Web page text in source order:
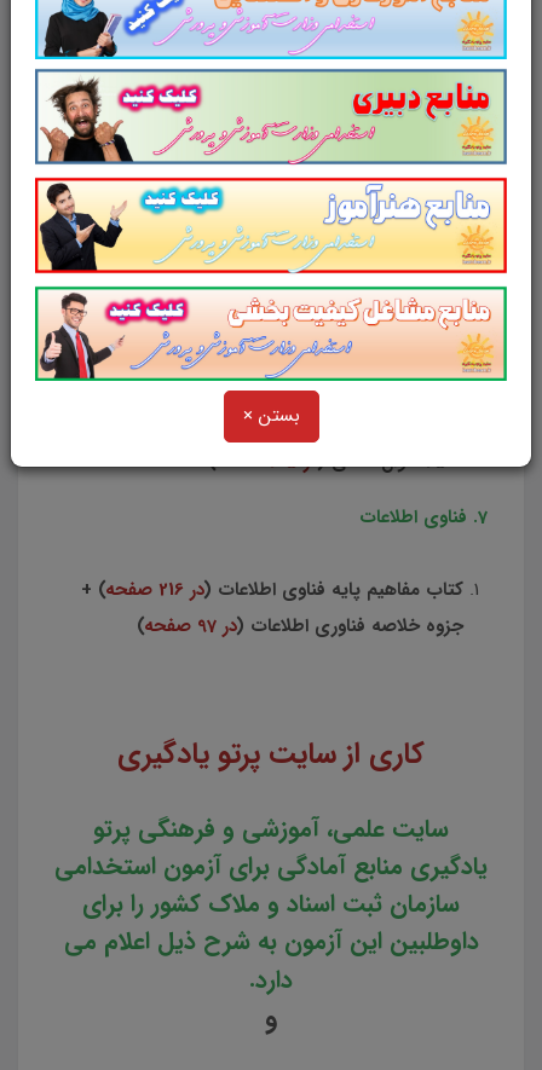
بستن ×
270 صفحه
4. معلومات عمومی
جزوه معلومات عمومی (در 400 صفحه
)
5. زبان انگلیسی عمومی
جزوه زبان انگلیسی عمومی (در 206 صفحه
) +
خلاصه گرامر زبان عمومی (در 44 صفحه
)
6. هوش و توانمندی های ذهنی
2500 سوال تستی ( در 415 صفحه
)
7. فناوی اطلاعات
کتاب مفاهیم پایه فناوی اطلاعات (در 216 صفحه
) +
جزوه خلاصه فناوری اطلاعات (در 97 صفحه )
کاری از سایت پرتو یادگیری
سایت علمی، آموزشی و فرهنگی پرتو
یادگیری منابع آمادگی برای آزمون استخدامی
سازمان ثبت اسناد و ملاک کشور را برای
داوطلبین این آزمون به شرح ذیل اعلام می
دارد.
و